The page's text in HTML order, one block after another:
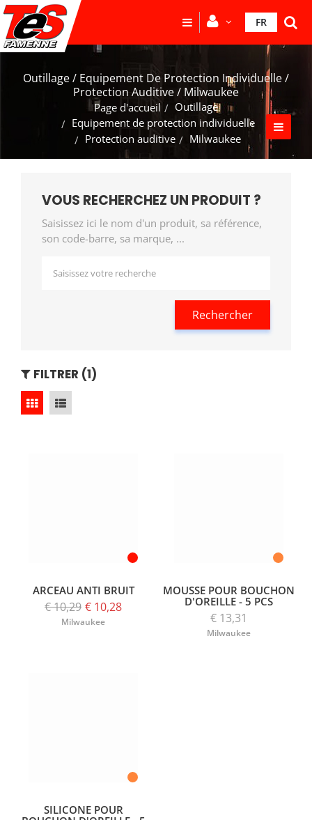
FR
Outillage / Equipement De Protection Individuelle /
Protection Auditive / Milwaukee
Page d'accueil
Outillage
Equipement de protection individuelle
Protection auditive
Milwaukee
VOUS RECHERCHEZ UN PRODUIT ?
Saisissez ici le nom d'un produit, sa référence,
son code-barre, sa marque, ...
Rechercher
FILTRER (1)
ARCEAU ANTI BRUIT
€ 10,29 € 10,28
Milwaukee
MOUSSE POUR BOUCHON
D'OREILLE - 5 PCS
€ 13,31
Milwaukee
SILICONE POUR